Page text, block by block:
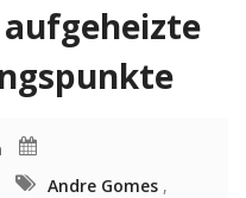
Andre Gomes ,